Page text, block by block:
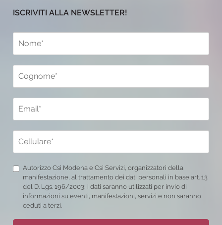
ISCRIVITI ALLA NEWSLETTER!
Autorizzo Csi Modena e Csi Servizi, organizzatori della
manifestazione, al trattamento dei dati personali in base art. 13
del D. Lgs. 196/2003; i dati saranno utilizzati per invio di
informazioni su eventi, manifestazioni, servizi e non saranno
ceduti a terzi.